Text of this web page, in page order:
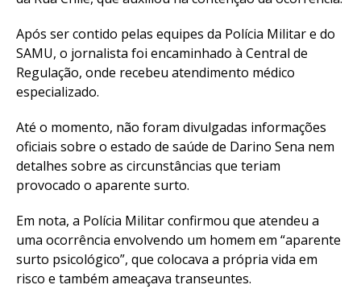
Após ser contido pelas equipes da Polícia Militar e do
SAMU, o jornalista foi encaminhado à Central de
Regulação, onde recebeu atendimento médico
especializado.
Até o momento, não foram divulgadas informações
oficiais sobre o estado de saúde de Darino Sena nem
detalhes sobre as circunstâncias que teriam
provocado o aparente surto.
Em nota, a Polícia Militar confirmou que atendeu a
uma ocorrência envolvendo um homem em “aparente
surto psicológico”, que colocava a própria vida em
risco e também ameaçava transeuntes.